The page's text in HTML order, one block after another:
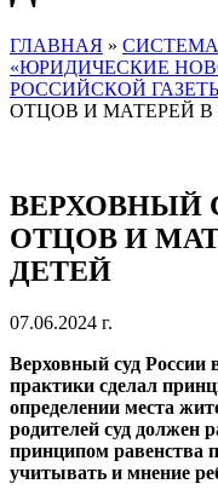
ГЛАВНАЯ »
«ЮРИДИЧЕСКИЕ
РОССИЙСКОЙ
ОТЦОВ И МАТЕРЕЙ В
ВЕРХОВНЫЙ
ОТЦОВ И
ДЕТЕЙ
07.06.2024 г.
Верховный суд России
практики сделал
определении места
родителей суд должен
принципом равенства
учитывать и мнение